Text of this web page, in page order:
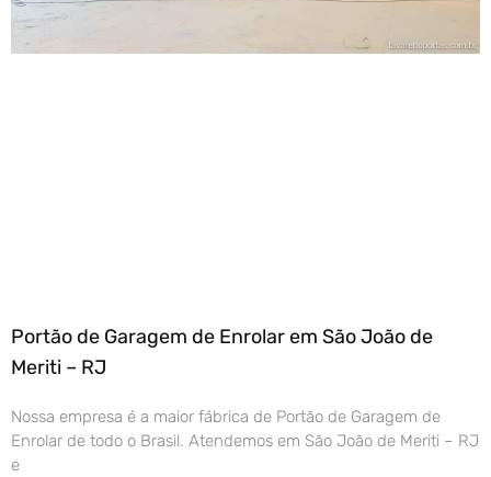
Portão de Garagem de Enrolar em São João de
Meriti – RJ
Nossa empresa é a maior fábrica de Portão de Garagem de
Enrolar de todo o Brasil. Atendemos em São João de Meriti – RJ
e